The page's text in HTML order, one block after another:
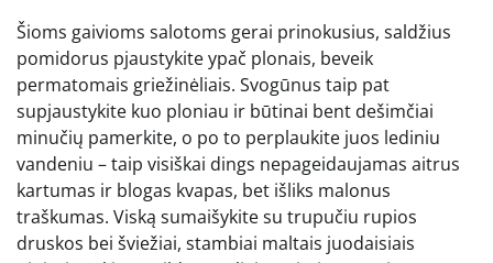
Šioms gaivioms salotoms gerai prinokusius, saldžius
pomidorus pjaustykite ypač plonais, beveik
permatomais griežinėliais. Svogūnus taip pat
supjaustykite kuo ploniau ir būtinai bent dešimčiai
minučių pamerkite, o po to perplaukite juos lediniu
vandeniu – taip visiškai dings nepageidaujamas aitrus
kartumas ir blogas kvapas, bet išliks malonus
traškumas. Viską sumaišykite su trupučiu rupios
druskos bei šviežiai, stambiai maltais juodaisiais